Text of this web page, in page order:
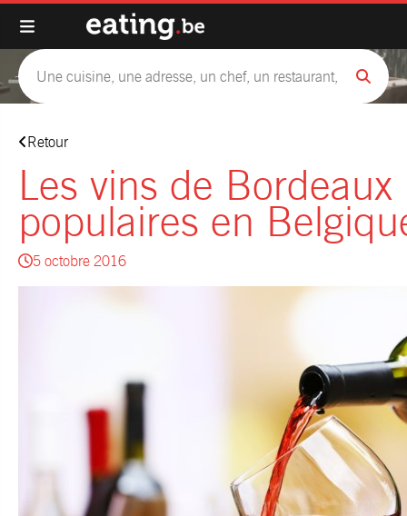
Retour
Les vins de Bordeaux
populaires en
5 octobre 2016